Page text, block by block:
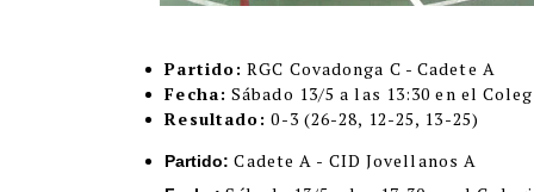
Partido: RGC Covadonga C - Cadete A
Fecha: Sábado 13/5 a las 13:30 en el
Resultado: 0-3 (26-28, 12-25, 13-25)
Partido: Cadete A - CID Jovellanos A